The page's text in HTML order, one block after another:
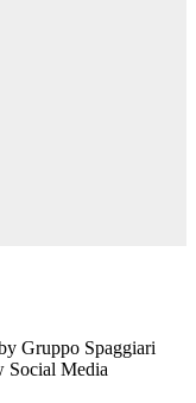
Gruppo Spaggiari
Social Media